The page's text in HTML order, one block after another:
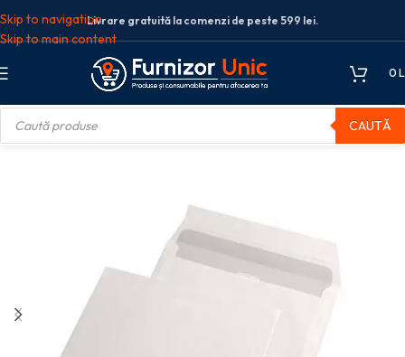
Skip to navigation
Skip to main content
Livrare gratuită la comenzi de peste 599 lei.
0
CAUTĂ
Plicuri